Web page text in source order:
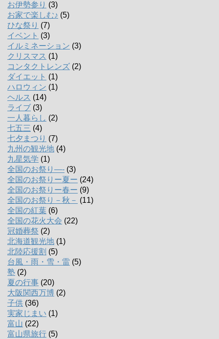
お伊勢参り (3)
お家で楽しむ♪ (5)
ひな祭り (7)
イベント (3)
イルミネーション (3)
クリスマス (1)
コンタクトレンズ (2)
ダイエット (1)
ハロウィン (1)
ヘルス (14)
ライブ (3)
一人暮らし (2)
七五三 (4)
七夕まつり (7)
九州の観光地 (4)
九星気学 (1)
全国のお祭り―- (3)
全国のお祭りー夏ー (24)
全国のお祭りー春ー (9)
全国のお祭り－秋－ (11)
全国の紅葉 (6)
全国の花火大会 (22)
冠婚葬祭 (2)
北海道観光地 (1)
北陸応援割 (5)
台風・雨・雪・雷 (5)
塾 (2)
夏の行事 (20)
大阪関西万博 (2)
子供 (36)
実家じまい (1)
富山 (22)
富山県旅行 (5)